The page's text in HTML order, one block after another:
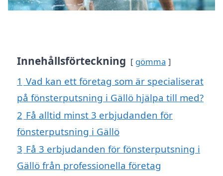
Innehållsförteckning gömma
1 Vad kan ett företag som är specialiserat
på fönsterputsning i Gällö hjälpa till med?
2 Få alltid minst 3 erbjudanden för
fönsterputsning i Gällö
3 Få 3 erbjudanden för fönsterputsning i
Gällö från professionella företag